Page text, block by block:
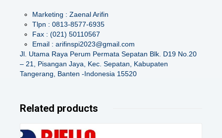
Marketing : Zaenal Arifin
Tlpn : 0813-8577-6935
Fax : (021) 50110567
Email : arifinspi2023@gmail.com
Jl. Utama Raya Perum Permata Sepatan Blk. D19 No.20
– 21, Pisangan Jaya, Kec. Sepatan, Kabupaten
Tangerang, Banten -Indonesia 15520
Related products